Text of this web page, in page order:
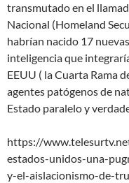
transmutado en el
Nacional (Homeland
habrían nacido 17
inteligencia que
EEUU ( la Cuarta Rama
agentes patógenos de
Estado paralelo y
https://
estados-unidos-una-
y-el-aislacionismo-de-